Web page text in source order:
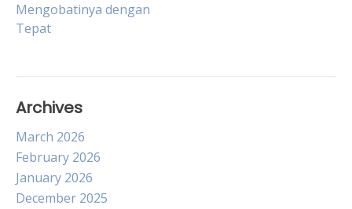
navigation
Mengobatinya dengan
Tepat
Archives
March 2026
February 2026
January 2026
December 2025